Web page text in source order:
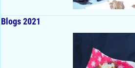
Blogs 2021